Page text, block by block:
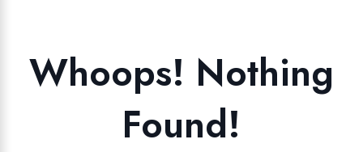
Whoops! Nothing
Found!